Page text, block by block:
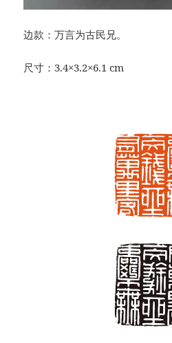
边款：万言为古民兄。
尺寸：3.4×3.2×6.1 cm